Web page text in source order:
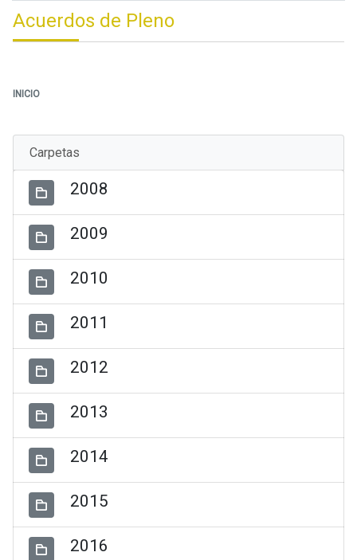
Acuerdos de Pleno
INICIO
Carpetas
2008
2009
2010
2011
2012
2013
2014
2015
2016